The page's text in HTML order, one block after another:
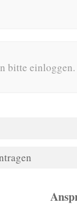
bitte einloggen.